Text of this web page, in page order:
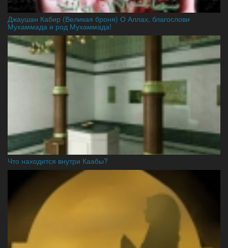
Джаушан Кабир (Великая броня) О Аллах, благослови
Мухаммада и род Мухаммада!
Что находится внутри Каабы?